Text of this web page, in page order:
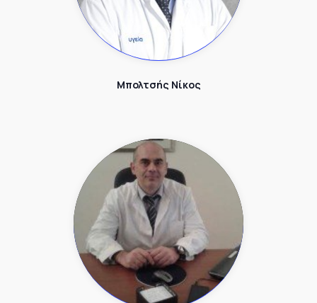
Μπολτσής Νίκος